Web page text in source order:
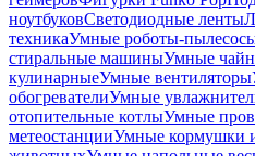
ноутбуковСветодиодные ленты
техникаУмные роботы-
стиральные машиныУмные
кулинарныеУмные вентиляторы
обогревателиУмные
отопительные котлыУмные
метеостанцииУмные кормушки